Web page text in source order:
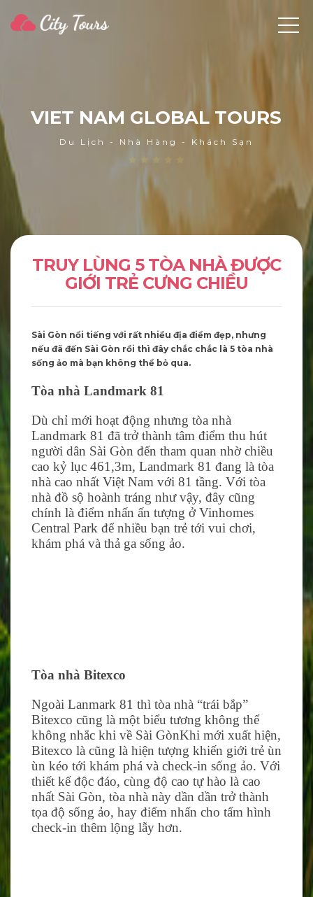
VIET NAM GLOBAL TOURS
Du Lịch - Nhà Hàng - Khách Sạn
TRUY LÙNG 5 TÒA NHÀ ĐƯỢC
GIỚI TRẺ CƯNG CHIỀU
Sài Gòn nổi tiếng với rất nhiều địa điểm đẹp, nhưng
nếu đã đến Sài Gòn rồi thì đây chắc chắc là 5 tòa nhà
sống ảo mà bạn không thể bỏ qua.
Tòa nhà Landmark 81
Dù chỉ mới hoạt động nhưng tòa nhà
Landmark 81 đã trở thành tâm điểm thu hút
người dân Sài Gòn đến tham quan nhờ chiều
cao kỷ lục 461,3m, Landmark 81 đang là tòa
nhà cao nhất Việt Nam với 81 tầng. Với tòa
nhà đồ sộ hoành tráng như vậy, đây cũng
chính là điểm nhấn ấn tượng ở Vinhomes
Central Park để nhiều bạn trẻ tới vui chơi,
khám phá và thả ga sống ảo.
Tòa nhà Bitexco
Ngoài Lanmark 81 thì tòa nhà “trái bắp”
Bitexco cũng là một biểu tương không thể
không nhắc khi về Sài GònKhi mới xuất hiện,
Bitexco là cũng là hiện tượng khiến giới trẻ ùn
ùn kéo tới khám phá và check-in sống ảo. Với
thiết kế độc đáo, cùng độ cao tự hào là cao
nhất Sài Gòn, tòa nhà này dần dần trở thành
tọa độ sống ảo, hay điểm nhấn cho tấm hình
check-in thêm lộng lẫy hơn.